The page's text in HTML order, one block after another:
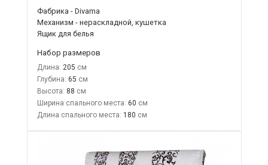
Фабрика - Divama
Механизм - нераскладной, кушетка
Ящик для белья
Набор размеров
Длина: 205
Глубина: 65
Высота: 88
Ширина спального места: 60
Длина спального места: 180